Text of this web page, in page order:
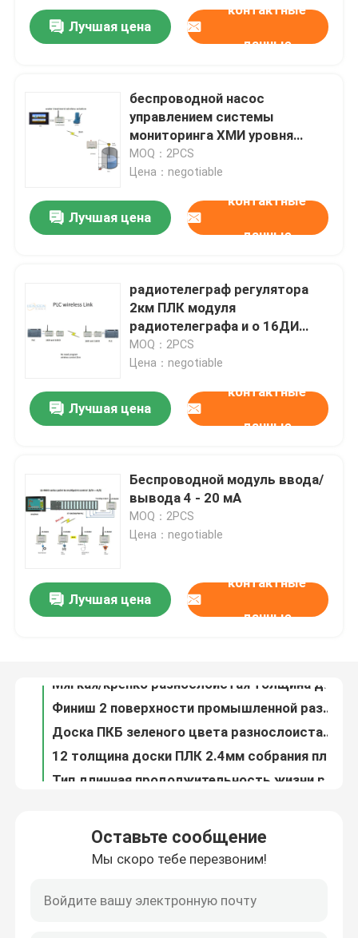
Продукты
Контроль качества
Свяжитесь с нами
Лучшая цена
контактные
данные
беспроводной насос
управлением системы
мониторинга ХМИ уровня
танка 433МХз беспроводной
НА С 2км
MOQ：2PCS
Цена：negotiable
Лучшая цена
контактные
данные
радиотелеграф регулятора
2км ПЛК модуля
радиотелеграфа и о 16ДИ
16ДО беспроводной НА С
контроле
MOQ：2PCS
Цена：negotiable
Лучшая цена
контактные
данные
Беспроводной модуль ввода/
вывода 4 - 20 мА
MOQ：2PCS
Цена：negotiable
Лучшая цена
контактные
данные
Плата с печатным монтажом продуктов автоматизации разнослоистая 12 слоя длинной продолжительности жизни
Оставьте сообщение
Мы скоро тебе перезвоним!